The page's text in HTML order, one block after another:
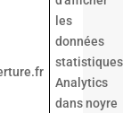
les
données
statistiques
Analytics
dans noyre